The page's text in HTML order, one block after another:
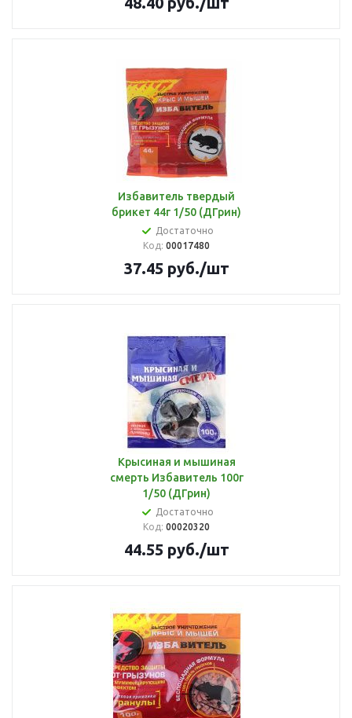
Избавитель твердый
брикет 44г 1/50 (ДГрин)
Достаточно
Код: 00017480
37.45 руб./шт
Крысиная и мышиная
смерть Избавитель 100г
1/50 (ДГрин)
Достаточно
Код: 00020320
44.55 руб./шт